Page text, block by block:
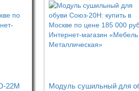
22М
Модуль сушильный для